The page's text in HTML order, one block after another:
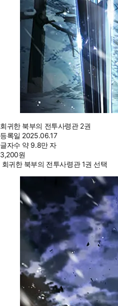
회귀한 북부의 전투사령관 2권
등록일 2025.06.17
글자수 약 9.8만 자
3,200원
회귀한 북부의 전투사령관 1권 선택